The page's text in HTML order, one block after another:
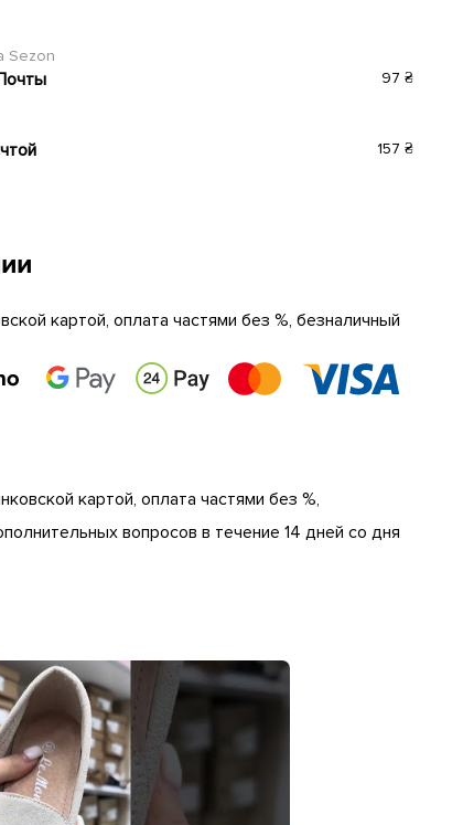
Sezon
97 ₴
157 ₴
картой, оплата частями без %, безналичный
картой, оплата частями без %,
вопросов в течение 14 дней со дня